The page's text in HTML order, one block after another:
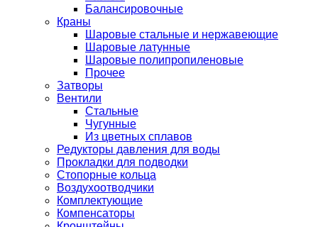
Балансировочные
Краны
Шаровые стальные и нержавеющие
Шаровые латунные
Шаровые полипропиленовые
Прочее
Затворы
Вентили
Стальные
Чугунные
Из цветных сплавов
Редукторы давления для воды
Прокладки для подводки
Стопорные кольца
Воздухоотводчики
Комплектующие
Компенсаторы